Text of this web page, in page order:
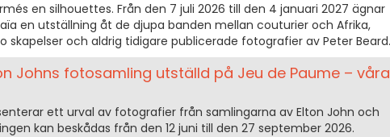
en silhouettes. Från den 7 juli 2026 till den 4 januari 2027 ägnar
en utställning åt de djupa banden mellan couturier och Afrika,
skapelser och aldrig tidigare publicerade fotografier av Peter Beard.
Johns fotosamling utställd på Jeu de Paume – våra
ett urval av fotografier från samlingarna av Elton John och
kan beskådas från den 12 juni till den 27 september 2026.